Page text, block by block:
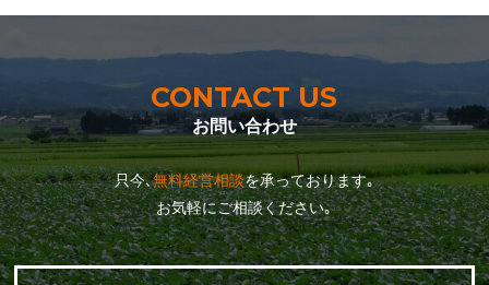
CONTACT US
お問い合わせ
只今､無料経営相談を承っております｡
お気軽にご相談ください｡